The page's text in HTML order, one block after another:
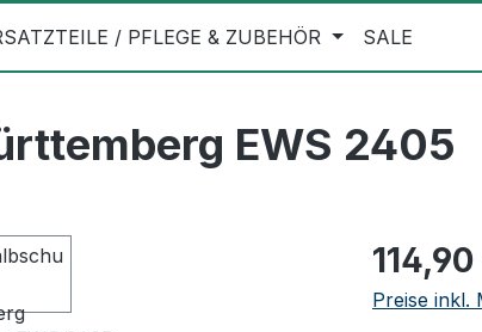
/ PFLEGE & ZUBEHÖR SALE
EWS 2405
Regulärer
Preise inkl.